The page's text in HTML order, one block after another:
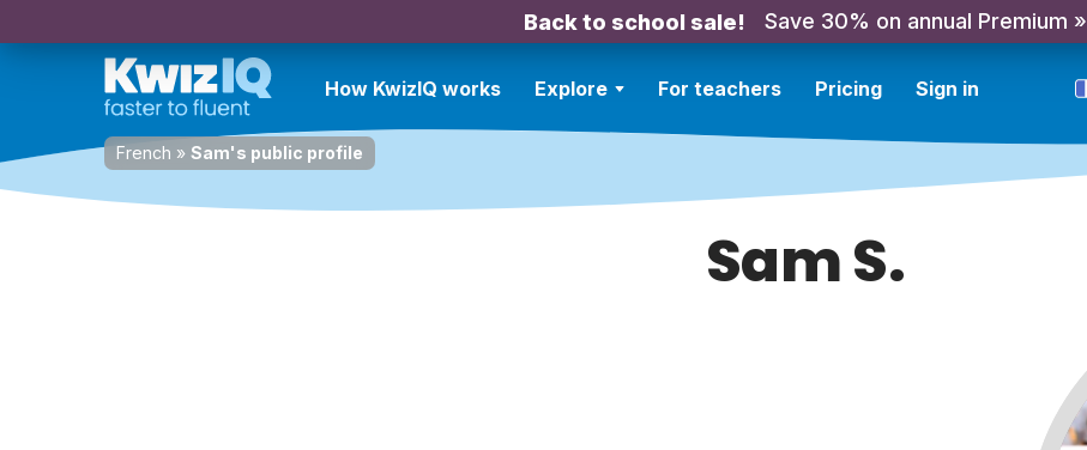
Back to school sale! Save 30% on annual Premium »
How KwizIQ works Explore For teachers Pricing Sign in
French » Sam's public profile
Sam S.